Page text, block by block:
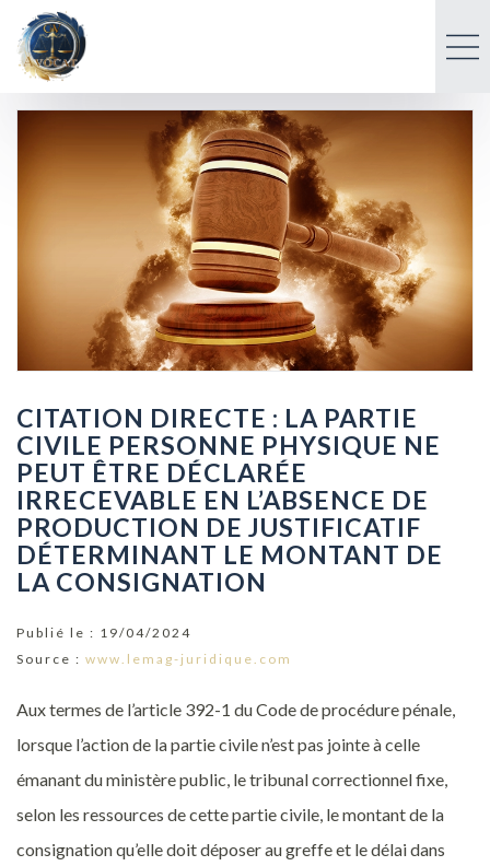
CITATION DIRECTE : LA PARTIE
CIVILE PERSONNE PHYSIQUE NE
PEUT ÊTRE DÉCLARÉE
IRRECEVABLE EN L’ABSENCE DE
PRODUCTION DE JUSTIFICATIF
DÉTERMINANT LE MONTANT DE
LA CONSIGNATION
Publié le : 19/04/2024
Source : www.lemag-juridique.com
Aux termes de l’article 392-1 du Code de procédure pénale,
lorsque l’action de la partie civile n’est pas jointe à celle
émanant du ministère public, le tribunal correctionnel fixe,
selon les ressources de cette partie civile, le montant de la
consignation qu’elle doit déposer au greffe et le délai dans